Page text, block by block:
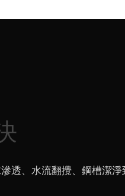
透、水流翻攪、鋼槽潔